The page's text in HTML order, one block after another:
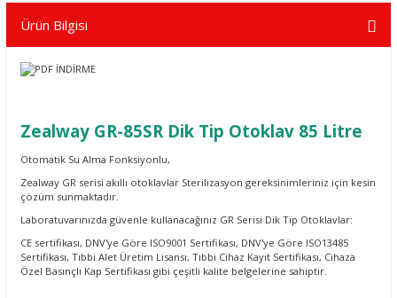
Ürün Bilgisi
Zealway GR-85SRDik Tip Otoklav 85 Litre
Otomatik Su Alma Fonksiyonlu,
Zealway GR serisi akıllı otoklavlar Sterilizasyon gereksinimleriniz için kesin
çözüm sunmaktadır.
Laboratuvarınızda güvenle kullanacağınız GR Serisi Dik Tip Otoklavlar:
CE sertifikası, DNV'ye Göre ISO9001 Sertifikası, DNV'ye Göre ISO13485
Sertifikası, Tıbbi Alet Üretim Lisansı, Tıbbi Cihaz Kayıt Sertifikası, Cihaza
Özel Basınçlı Kap Sertifikası gibi çeşitli kalite belgelerine sahiptir.